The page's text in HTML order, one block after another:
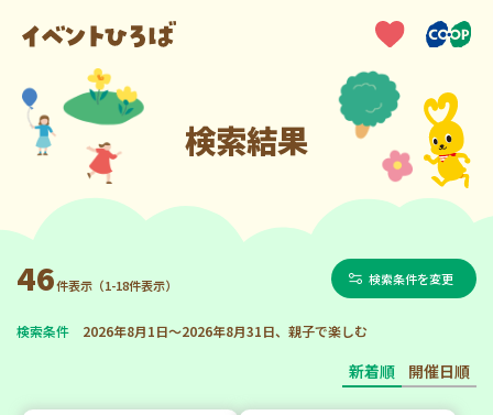
検索結果
46件表示（1-18件表示） 検索条件を変更
検索条件 2026年8月1日～2026年8月31日、親子で楽しむ
新着順 開催日順